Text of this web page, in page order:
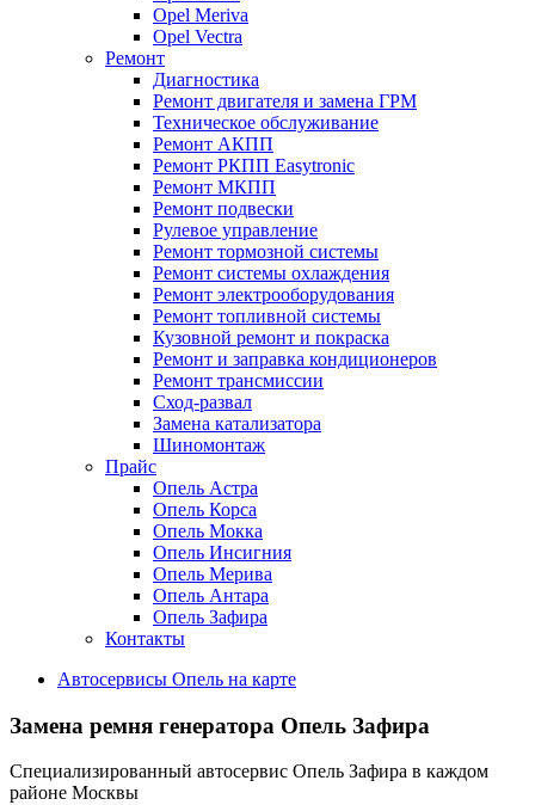
Opel Meriva
Opel Vectra
Ремонт
Диагностика
Ремонт двигателя и замена ГРМ
Техническое обслуживание
Ремонт АКПП
Ремонт РКПП Easytronic
Ремонт МКПП
Ремонт подвески
Рулевое управление
Ремонт тормозной системы
Ремонт системы охлаждения
Ремонт электрооборудования
Ремонт топливной системы
Кузовной ремонт и покраска
Ремонт и заправка кондиционеров
Ремонт трансмиссии
Сход-развал
Замена катализатора
Шиномонтаж
Прайс
Опель Астра
Опель Корса
Опель Мокка
Опель Инсигния
Опель Мерива
Опель Антара
Опель Зафира
Контакты
Автосервисы Опель на карте
Замена ремня генератора Опель Зафира
Специализированный автосервис Опель Зафира в каждом
районе Москвы